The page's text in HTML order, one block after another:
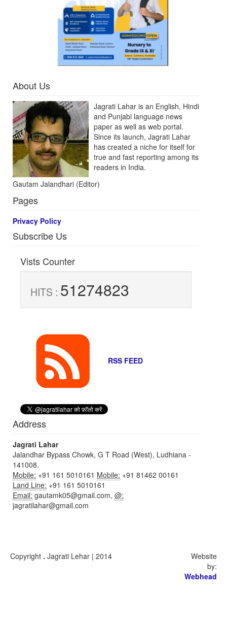
About Us
Jagrati Lahar is an English, Hindi
and Punjabi language news
paper as well as web portal.
Since its launch, Jagrati Lahar
has created a niche for itself for
true and fast reporting among its
readers in India.
Gautam Jalandhari (Editor)
Pages
Privacy Policy
Subscribe Us
Vists Counter
HITS : 51274823
RSS FEED
Address
Jagrati Lahar
Jalandhar Bypass Chowk, G T Road (West), Ludhiana -
141008.
Mobile: +91 161 5010161 Mobile: +91 81462 00161
Land Line: +91 161 5010161
Email: gautamk05@gmail.com, @:
jagratilahar@gmail.com
Copyright . Jagrati Lehar | 2014
Website
by:
Webhead